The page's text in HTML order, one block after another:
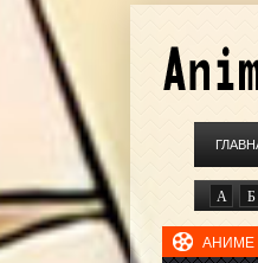
А Б
АНИМЕ